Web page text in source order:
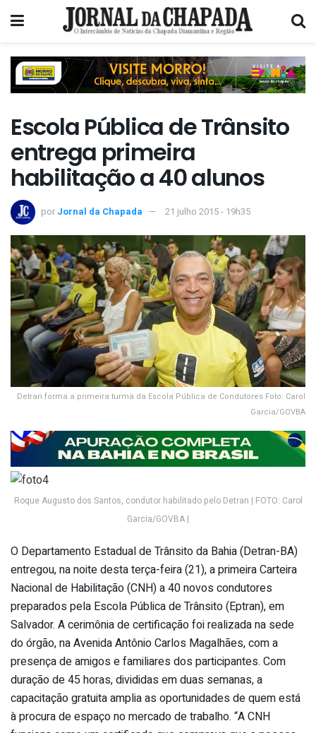
Escola Pública de Trânsito
entrega primeira
habilitação a 40 alunos
por Jornal da Chapada 21 julho 2015 - 19h35
Detran forma a primeira turma da Escola Pública de Condutores Foto: Carol
Garcia/GOVBA
Roque Augusto dos Santos, condutor habilitado pelo Detran | FOTO: Carol
Garcia/GOVBA |
O Departamento Estadual de Trânsito da Bahia (Detran-BA)
entregou, na noite desta terça-feira (21), a primeira Carteira
Nacional de Habilitação (CNH) a 40 novos condutores
preparados pela Escola Pública de Trânsito (Eptran), em
Salvador. A cerimônia de certificação foi realizada na sede
do órgão, na Avenida Antônio Carlos Magalhães, com a
presença de amigos e familiares dos participantes. Com
duração de 45 horas, divididas em duas semanas, a
capacitação gratuita amplia as oportunidades de quem está
à procura de espaço no mercado de trabalho. “A CNH